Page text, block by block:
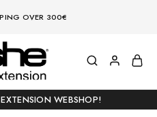
OVER 300€
WEBSHOP!